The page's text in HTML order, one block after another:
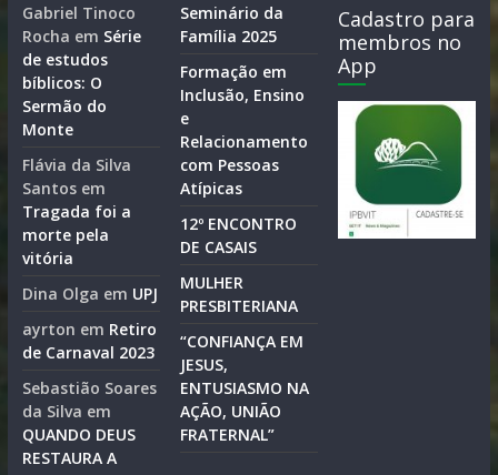
Gabriel Tinoco
Rocha em Série
de estudos
bíblicos: O
Sermão do
Monte
Flávia da Silva
Santosem
Tragada foi a
morte pela
vitória
Dina Olga em UPJ
ayrton em Retiro
de Carnaval 2023
Sebastião Soares
da Silva em
QUANDO DEUS
RESTAURA A
Seminário da
Família 2025
Formação em
Inclusão, Ensino
e
Relacionamento
com Pessoas
Atípicas
12º ENCONTRO
DE CASAIS
MULHER
PRESBITERIANA
“CONFIANÇA EM
JESUS,
ENTUSIASMO NA
AÇÃO, UNIÃO
FRATERNAL”
Cadastro para
membros no
App